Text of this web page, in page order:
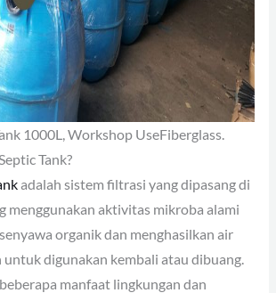
1000L, Workshop UseFiberglass.
Tank?
adalah sistem filtrasi yang dipasang di
menggunakan aktivitas mikroba alami
organik dan menghasilkan air
untuk digunakan kembali atau dibuang.
manfaat lingkungan dan